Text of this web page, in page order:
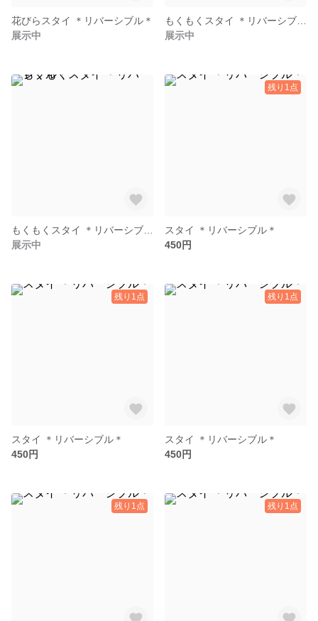
花びらスタイ ＊リバーシブル＊
展示中
展示中
展示中
残り1点
スタイ ＊リバーシブル＊
450円
残り1点
スタイ ＊リバーシブル＊
450円
残り1点
スタイ ＊リバーシブル＊
450円
残り1点 残り1点